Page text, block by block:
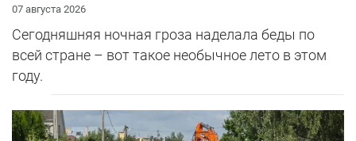
07 августа 2026
Сегодняшняя ночная гроза наделала беды по
всей стране – вот такое необычное лето в этом
году.